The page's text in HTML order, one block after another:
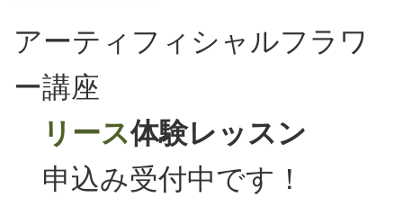
アーティフィシャルフラワ
ー講座
リース体験レッスン
申込み受付中です！